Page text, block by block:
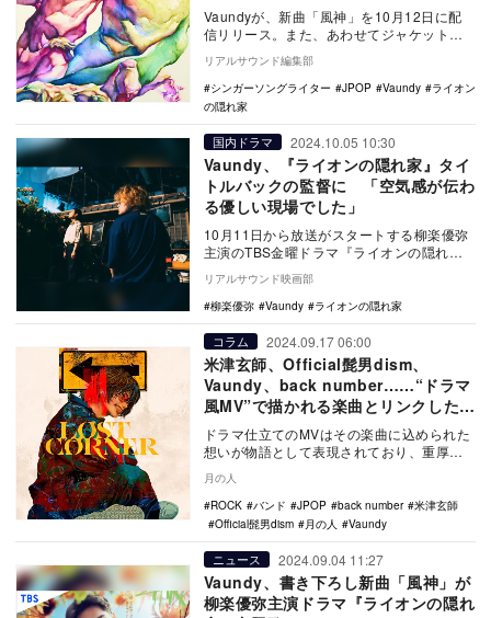
Vaundyが、新曲「風神」を10月12日に配
信リリース。また、あわせてジャケット写
真も公開された。 本楽曲は、10月11日…
リアルサウンド編集部
シンガーソングライター
JPOP Vaundy
ライオン
の隠れ家
国内ドラマ 2024.10.05 10:30
Vaundy、『ライオンの隠れ家』タイ
トルバックの監督に 「空気感が伝わ
る優しい現場でした」
10月11日から放送がスタートする柳楽優弥
主演のTBS金曜ドラマ『ライオンの隠れ
家』の主題歌を担当するVaundyが、同作の
タイ…
リアルサウンド映画部
柳楽優弥
Vaundy ライオンの隠れ家
コラム 2024.09.17 06:00
米津玄師、Official髭男dism、
Vaundy、back number……“ドラマ
風MV”で描かれる楽曲とリンクした恋
愛模様
ドラマ仕立てのMVはその楽曲に込められた
想いが物語として表現されており、重厚な
d…
月の人
ROCK
バンド JPOP back number
米津玄師
Official髭男dism
月の人 Vaundy
ニュース 2024.09.04 11:27
Vaundy、書き下ろし新曲「風神」が
柳楽優弥主演ドラマ『ライオンの隠れ